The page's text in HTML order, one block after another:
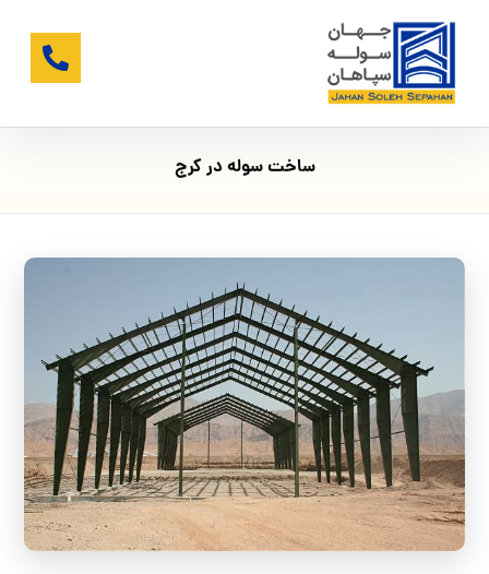
ساخت سوله در کرج